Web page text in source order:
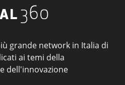
grande network in Italia di
ai temi della
dell'innovazione